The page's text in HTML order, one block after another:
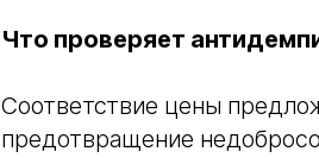
Что проверяет
Соответствие цены
предотвращение